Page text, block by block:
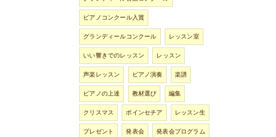
ピアノコンクール入賞
グランディールコンクール
レッスン室
いい響きでのレッスン
レッスン
声楽レッスン
ピアノ演奏
楽譜
ピアノの上達
教材選び
編集
クリスマス
ポインセチア
レッスン生
プレゼント
発表会
発表会プログラム